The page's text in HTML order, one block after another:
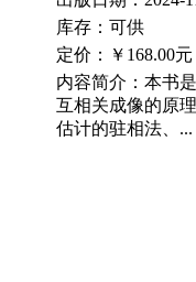
库存：可供
定价：
￥168.00元
内容简介：本书
互相关成像的原
估计的驻相法、...